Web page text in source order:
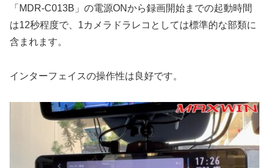
「MDR-C013B」の電源ONから録画開始までの起動時間
は12秒程度で、1カメラドラレコとしては標準的な部類に
含まれます。
インターフェイスの操作性は良好です。